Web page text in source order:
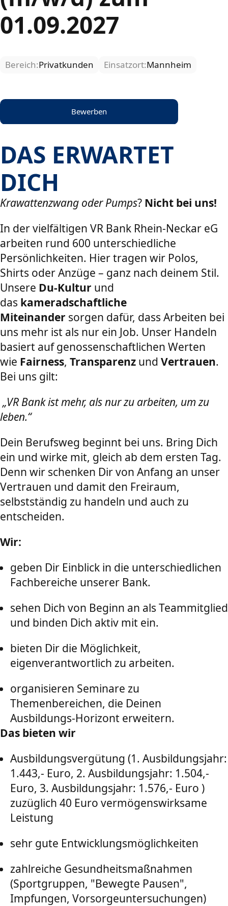
01.09.2027
Bereich:Privatkunden Einsatzort:Mannheim
Bewerben
DAS ERWARTET
DICH
Krawattenzwang oder Pumps? Nicht bei uns!
In der vielfältigen VR Bank Rhein-Neckar eG
arbeiten rund 600 unterschiedliche
Persönlichkeiten. Hier tragen wir Polos,
Shirts oder Anzüge – ganz nach deinem Stil.
Unsere Du-Kultur und
das kameradschaftliche
Miteinander sorgen dafür, dass Arbeiten bei
uns mehr ist als nur ein Job. Unser Handeln
basiert auf genossenschaftlichen Werten
wie Fairness, Transparenz und Vertrauen.
Bei uns gilt:
„VR Bank ist mehr, als nur zu arbeiten, um zu
leben.“
Dein Berufsweg beginnt bei uns. Bring Dich
ein und wirke mit, gleich ab dem ersten Tag.
Denn wir schenken Dir von Anfang an unser
Vertrauen und damit den Freiraum,
selbstständig zu handeln und auch zu
entscheiden.
Wir:
geben Dir Einblick in die unterschiedlichen
Fachbereiche unserer Bank.
sehen Dich von Beginn an als Teammitglied
und binden Dich aktiv mit ein.
bieten Dir die Möglichkeit,
eigenverantwortlich zu arbeiten.
organisieren Seminare zu
Themenbereichen, die Deinen
Ausbildungs-Horizont erweitern.
Das bieten wir
Ausbildungsvergütung (1. Ausbildungsjahr:
1.443,- Euro, 2. Ausbildungsjahr: 1.504,-
Euro, 3. Ausbildungsjahr: 1.576,- Euro )
zuzüglich 40 Euro vermögenswirksame
Leistung
sehr gute Entwicklungsmöglichkeiten
zahlreiche Gesundheitsmaßnahmen
(Sportgruppen, "Bewegte Pausen",
Impfungen, Vorsorgeuntersuchungen)